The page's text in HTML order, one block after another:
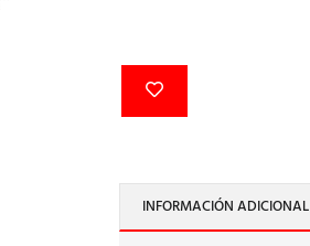
INFORMACIÓN ADICIONAL